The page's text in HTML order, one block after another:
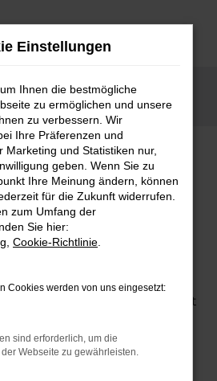
Nissan
Kurze Wege
Nissan Micra günstig kaufen
nach Bad
jetzt Nissan
kaufen
gleichermaßen von
wie von unserer
und Umgebung
ist vielseitig und bietet
Verhältnis. Wer im
darf sich zudem auf einige
Unser Familienbetrieb
sind wir ein
Einstellungen
Ihnen die bestmögliche
zu ermöglichen und unsere
zu verbessern. Wir
Ihre Präferenzen und
Marketing und Statistiken nur,
geben. Wenn Sie zu
Ihre Meinung ändern, können
für die Zukunft widerrufen.
zum Umfang der
Sie hier:
Cookie-Richtlinie
Cookies werden von uns eingesetzt:
sind erforderlich, um die
Webseite zu gewährleisten.